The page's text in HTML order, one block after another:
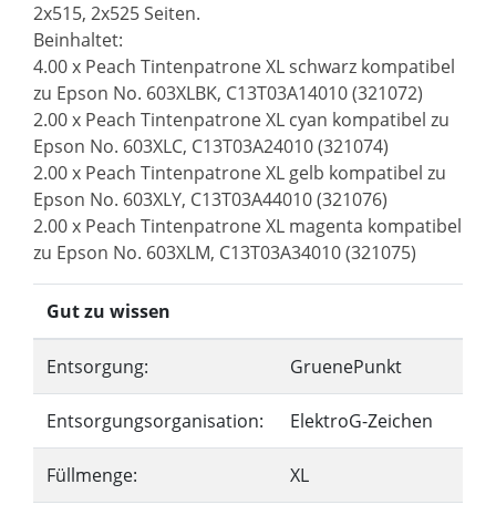
2x515, 2x525 Seiten.
Beinhaltet:
4.00 x Peach Tintenpatrone XL schwarz kompatibel
zu Epson No. 603XLBK, C13T03A14010 (321072)
2.00 x Peach Tintenpatrone XL cyan kompatibel zu
Epson No. 603XLC, C13T03A24010 (321074)
2.00 x Peach Tintenpatrone XL gelb kompatibel zu
Epson No. 603XLY, C13T03A44010 (321076)
2.00 x Peach Tintenpatrone XL magenta kompatibel
zu Epson No. 603XLM, C13T03A34010 (321075)
Gut zu wissen
Entsorgung: GruenePunkt
Entsorgungsorganisation: ElektroG-Zeichen
Füllmenge: XL